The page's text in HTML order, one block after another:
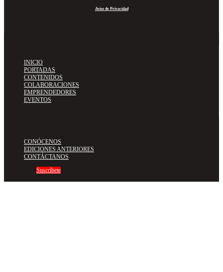
Aviso de Privacidad
INICIO
PORTADAS
CONTENIDOS
COLABORACIONES
EMPRENDEDORES
EVENTOS
CONÓCENOS
EDICIONES ANTERIORES
CONTÁCTANOS
Suscríbete